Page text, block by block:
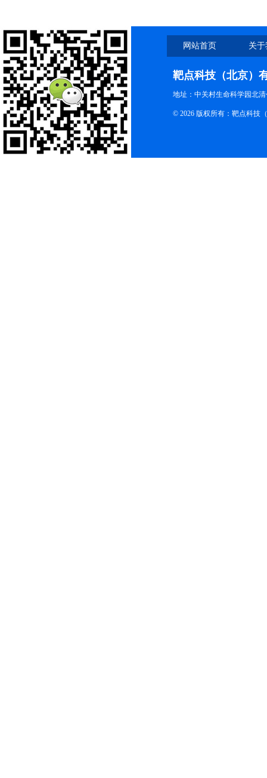
网站首页 关
靶点科技（北京）
地址：中关村生命科学园北
© 2026 版权所有：靶点科技